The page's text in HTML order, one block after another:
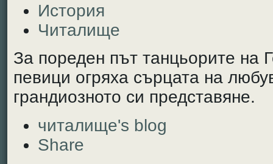
История
Читалище
За пореден път танцьорите на
певици огряха сърцата на
грандиозното си представяне.
читалище's blog
Share